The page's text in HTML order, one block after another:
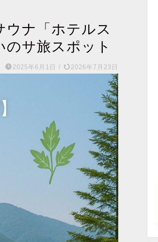
ウナ「ホテルス
サ旅スポット
2025年6月1日 / 2026年7月23日